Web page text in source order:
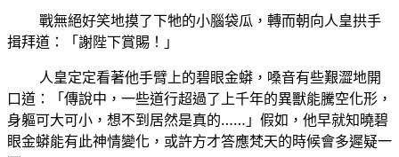
戰無絕好笑地摸了下牠的小腦袋瓜，轉而朝向人皇拱手
揖拜道：「謝陛下賞賜！」
人皇定定看著他手臂上的碧眼金蟒，嗓音有些艱澀地開
口道：「傳說中，一些道行超過了上千年的異獸能騰空化形，
身軀可大可小，想不到居然是真的……」假如，他早就知曉碧
眼金蟒能有此神情變化，或許方才答應梵天的時候會多遲疑一